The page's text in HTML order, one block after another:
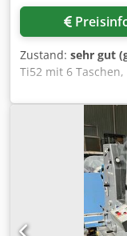
Zustand: sehr gut
Ti52 mit 6
Anleger, sehr
Auslage, optional